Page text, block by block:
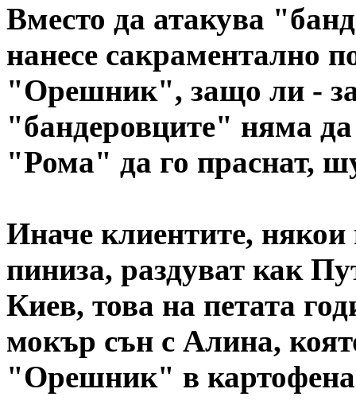
Вместо да атакува
нанесе сакраментално
"Орешник", защо ли -
"бандеровците" няма
"Рома" да го праснат,
Иначе клиентите, някои
пиниза, раздуват как
Киев, това на петата
мокър сън с Алина,
"Орешник" в